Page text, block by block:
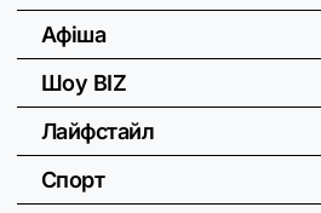
Афіша
Шоу BIZ
Лайфстайл
Спорт